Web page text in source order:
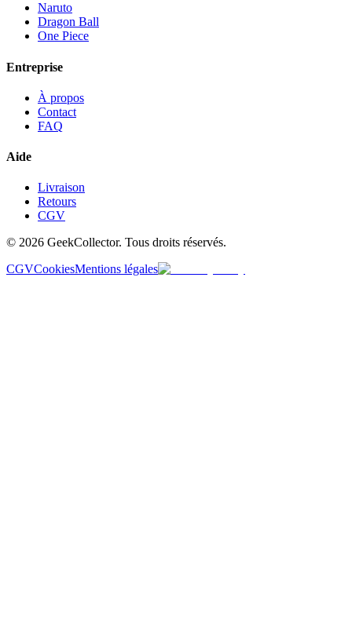
Naruto
Dragon Ball
One Piece
Entreprise
À propos
Contact
FAQ
Aide
Livraison
Retours
CGV
© 2026 GeekCollector. Tous droits réservés.
CGVCookiesMentions légales